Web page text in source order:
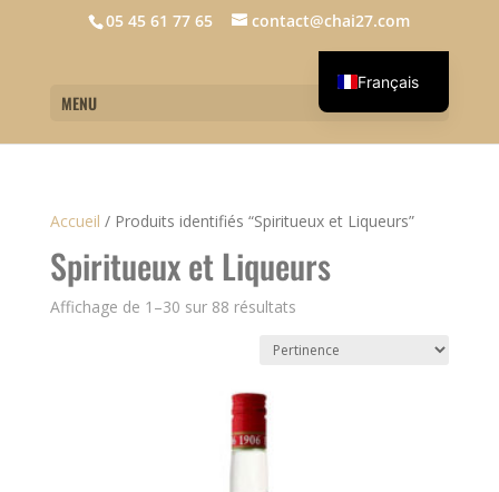
05 45 61 77 65 contact@chai27.com
MENU
Accueil / Produits identifiés “Spiritueux et Liqueurs”
Spiritueux et Liqueurs
Affichage de 1–30 sur 88 résultats
Français
English